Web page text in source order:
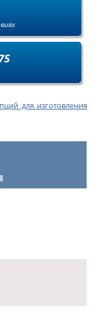
для изготовления